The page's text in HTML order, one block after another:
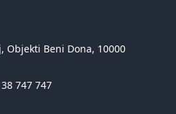
Objekti Beni Dona, 10000
747 747